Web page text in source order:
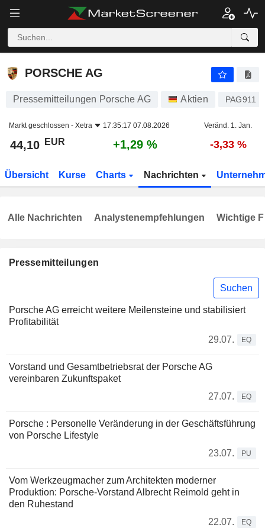
PORSCHE AG
PORSCHE AG
Pressemitteilungen Porsche AG Aktien PAG911
Markt geschlossen - Xetra 17:35:17 07.08.2026 Veränd. 1. Jan.
44,10 EUR +1,29 % -3,33 %
Übersicht Kurse Charts Nachrichten
Pressemitteilungen
Suchen
Porsche AG erreicht weitere Meilensteine und stabilisiert
Profitabilität
29.07.
EQ
Vorstand und Gesamtbetriebsrat der Porsche AG
vereinbaren Zukunftspaket
27.07.
EQ
Porsche : Personelle Veränderung in der Geschäftsführung
von Porsche Lifestyle
23.07.
PU
Vom Werkzeugmacher zum Architekten moderner
Produktion: Porsche-Vorstand Albrecht Reimold geht in
den Ruhestand
22.07.
EQ
Alle Nachrichten Analystenempfehlungen Wichtige